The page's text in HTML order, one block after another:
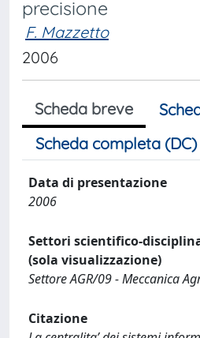
precisione
F. Mazzetto
2006
Scheda breve
Scheda completa (DC)
Data di presentazione
2006
Settori scientifico-
(sola visualizzazione)
Settore AGR/09 - Meccanica
Citazione